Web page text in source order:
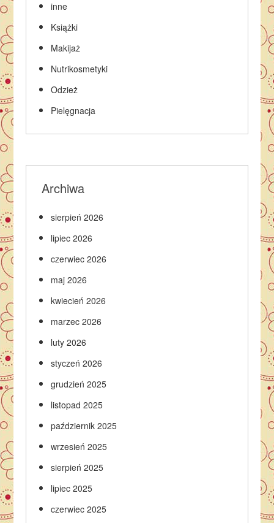
inne
Książki
Makijaż
Nutrikosmetyki
Odzież
Pielęgnacja
Archiwa
sierpień 2026
lipiec 2026
czerwiec 2026
maj 2026
kwiecień 2026
marzec 2026
luty 2026
styczeń 2026
grudzień 2025
listopad 2025
październik 2025
wrzesień 2025
sierpień 2025
lipiec 2025
czerwiec 2025